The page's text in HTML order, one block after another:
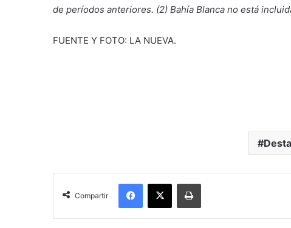
de períodos anteriores. (2) Bahía Blanca no está
FUENTE Y FOTO: LA NUEVA.
Compartir
Facebook
X Imprimir